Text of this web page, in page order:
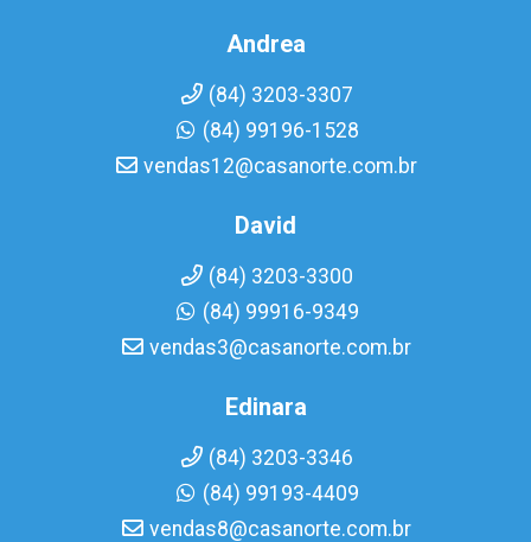
Andrea
(84) 3203-3307
(84) 99196-1528
vendas12@casanorte.com.br
David
(84) 3203-3300
(84) 99916-9349
vendas3@casanorte.com.br
Edinara
(84) 3203-3346
(84) 99193-4409
vendas8@casanorte.com.br